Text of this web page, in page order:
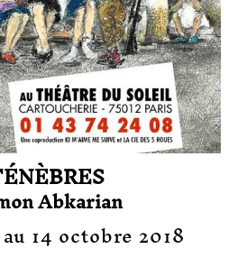
Abkarian
14 octobre 2018